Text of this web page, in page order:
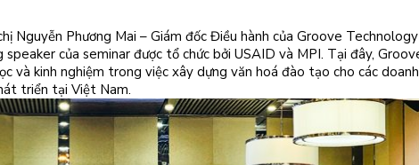
Nguyễn Phương Mai – Giám đốc Điều hành của Groove Technology
của seminar được tổ chức bởi USAID và MPI. Tại đây,
và kinh nghiệm trong việc xây dựng văn hoá đào tạo cho các doanh
triển tại Việt Nam.